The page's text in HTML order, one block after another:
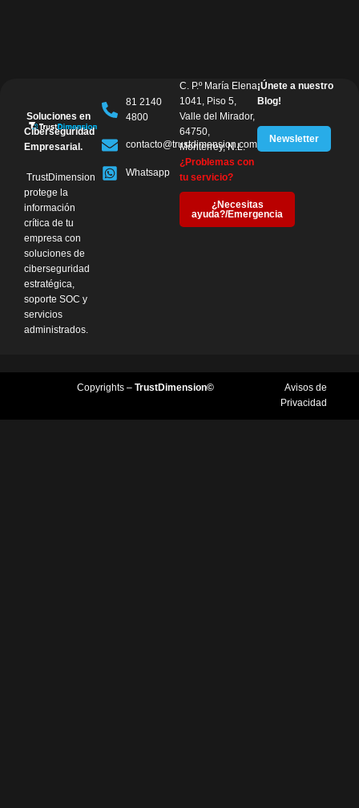
Soluciones en
Ciberseguridad
Empresarial.
TrustDimension
protege la
información
crítica de tu
empresa con
soluciones de
ciberseguridad
estratégica,
soporte SOC y
servicios
administrados.
81 2140
4800
contacto@trustdimension.com
Whatsapp
C. P.º María Elena
1041, Piso 5,
Valle del Mirador,
64750,
Monterrey, N.L.
¿Problemas con
tu servicio?
¿Necesitas
ayuda?/Emergencia
¡Únete a nuestro
Blog!
Newsletter
Copyrights – TrustDimension©
Avisos de
Privacidad